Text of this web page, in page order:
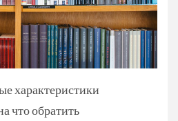
характеристики
что обратить